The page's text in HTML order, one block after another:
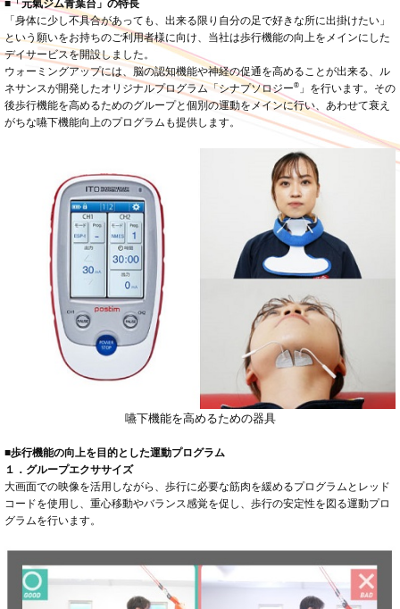
■「元氣ジム青葉台」の特長
「身体に少し不具合があっても、出来る限り自分の足で好きな所に出掛けたい」
という願いをお持ちのご利用者様に向け、当社は歩行機能の向上をメインにした
デイサービスを開設しました。
ウォーミングアップには、脳の認知機能や神経の促通を高めることが出来る、ル
ネサンスが開発したオリジナルプログラム「シナプソロジー® 」を行います。その
後歩行機能を高めるためのグループと個別の運動をメインに行い、あわせて衰え
がちな嚥下機能向上のプログラムも提供します。
嚥下機能を高めるための器具
■歩行機能の向上を目的とした運動プログラム
１．グループエクササイズ
大画面での映像を活用しながら、歩行に必要な筋肉を緩めるプログラムとレッド
コードを使用し、重心移動やバランス感覚を促し、歩行の安定性を図る運動プロ
グラムを行います。